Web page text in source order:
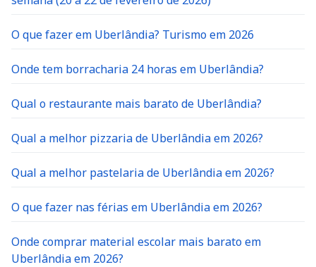
O que fazer em Uberlândia? Turismo em 2026
Onde tem borracharia 24 horas em Uberlândia?
Qual o restaurante mais barato de Uberlândia?
Qual a melhor pizzaria de Uberlândia em 2026?
Qual a melhor pastelaria de Uberlândia em 2026?
O que fazer nas férias em Uberlândia em 2026?
Onde comprar material escolar mais barato em
Uberlândia em 2026?